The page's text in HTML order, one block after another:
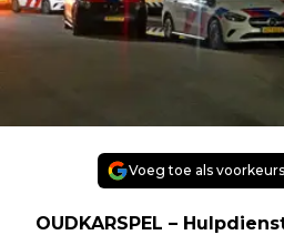
Voeg toe als
OUDKARSPEL –